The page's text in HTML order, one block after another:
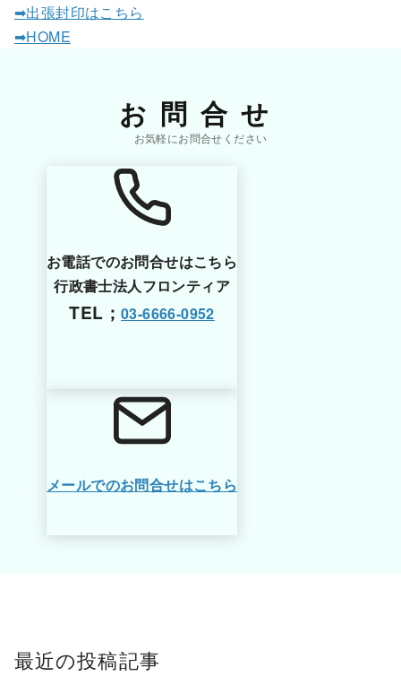
➡出張封印はこちら
➡HOME
お問合せ
お電話でのお問合せはこちら
行政書士法人フロンティア
TEL； 03-6666-0952
メールでのお問合せはこちら
最近の投稿記事